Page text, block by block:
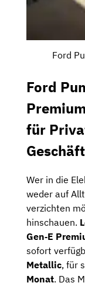
Ford
Ford
für
Wer in die
weder auf
verzichten
hinschauen.
Gen‑E
sofort
Metallic, für
Monat. Das